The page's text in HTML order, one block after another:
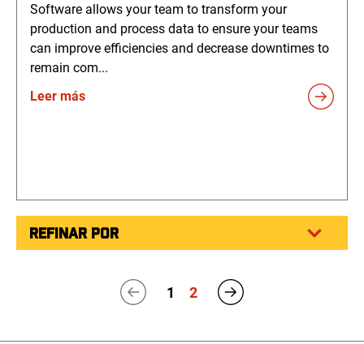
Software allows your team to transform your
production and process data to ensure your teams
can improve efficiencies and decrease downtimes to
remain com...
Leer más
REFINAR POR
1 2